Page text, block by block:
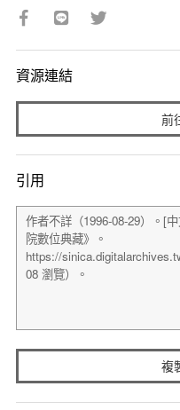
資源連結
前
引用
複